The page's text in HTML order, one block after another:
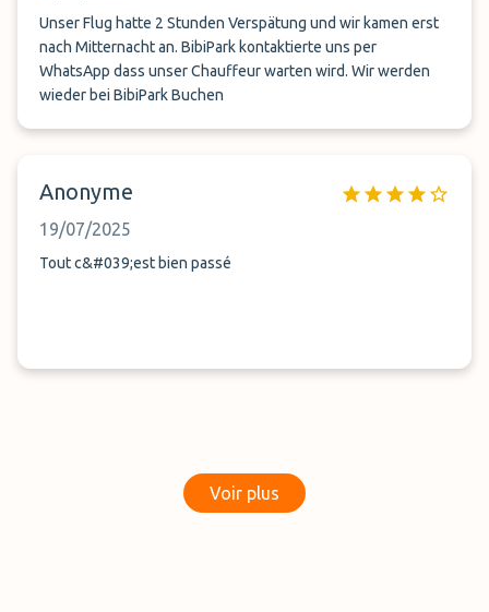
Unser Flug hatte 2 Stunden Verspätung und wir kamen erst
nach Mitternacht an. BibiPark kontaktierte uns per
WhatsApp dass unser Chauffeur warten wird. Wir werden
wieder bei BibiPark Buchen
Anonyme
19/07/2025
Tout c&#039;est bien passé
Voir plus